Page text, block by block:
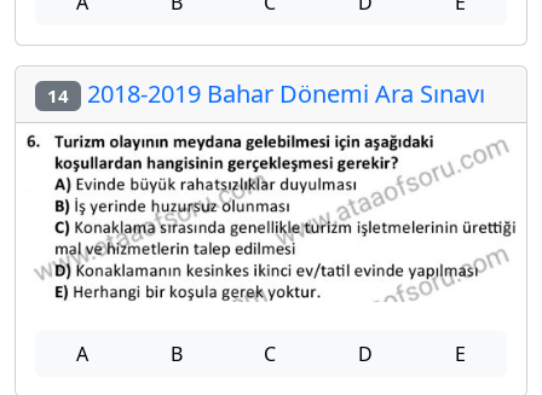
14 2018-2019 Bahar Dönemi Ara Sınavı
A B C D E